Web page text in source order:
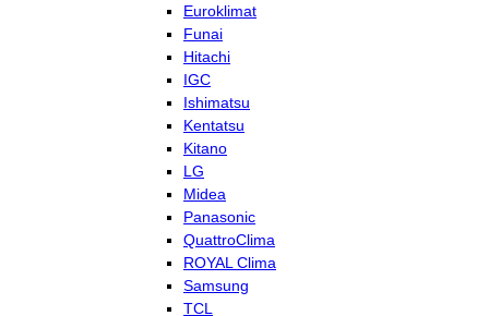
Euroklimat
Funai
Hitachi
IGC
Ishimatsu
Kentatsu
Kitano
LG
Midea
Panasonic
QuattroClima
ROYAL Clima
Samsung
TCL